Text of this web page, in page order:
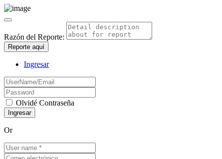
Razón del Reporte:
Reporte aquí
Ingresar
Olvidé Contraseña
Or